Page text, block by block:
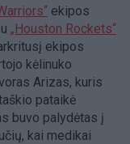
ekipos
„Houston Rockets“
ekipos
kėlinuko
Arizas, kuris
pataikė
buvo palydėtas į
kai medikai